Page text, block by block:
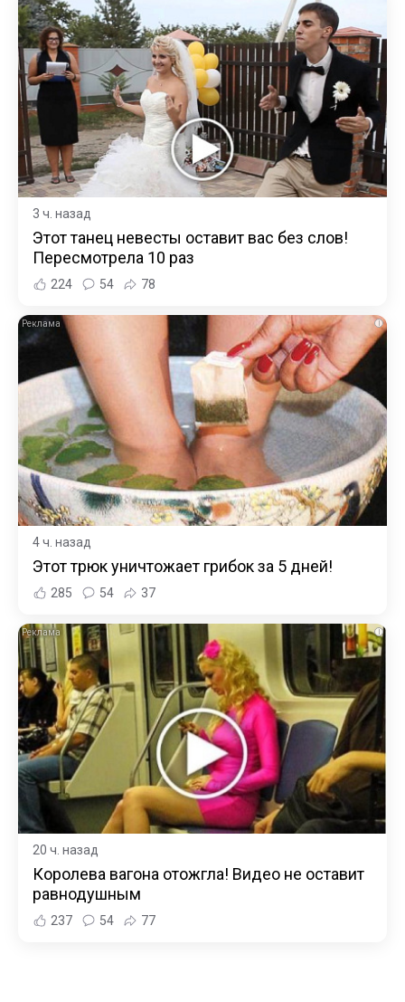
3 ч. назад
Этот танец невесты оставит вас без слов!
Пересмотрела 10 раз
224 54 78
i
4 ч. назад
Этот трюк уничтожает грибок за 5 дней!
285 54 37
i
20 ч. назад
Королева вагона отожгла! Видео не оставит
равнодушным
237 54 77